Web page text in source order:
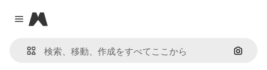
Close menu
Magnific
画像で